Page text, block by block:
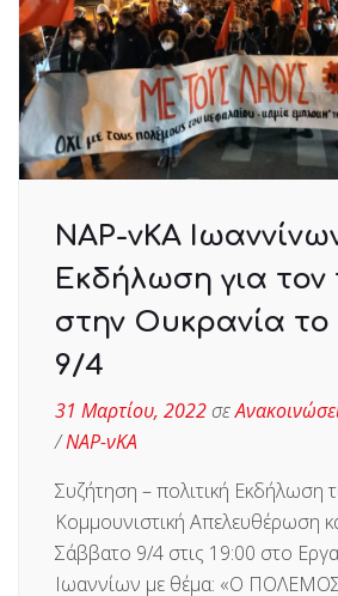
ΝΑΡ-νΚΑ
Εκδήλωση για
στην Ουκρανία
9/4
31 Μαρτίου, 2022σε
/ΝΑΡ-νΚΑ
Συζήτηση – πολιτική Εκδήλωση
Κομμουνιστική Απελευθέρωση
Σάββατο 9/4 στις 19:00 στο
Ιωαννίων με θέμα: «Ο